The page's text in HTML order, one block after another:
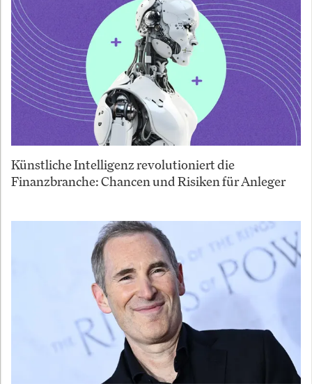
Künstliche Intelligenz revolutioniert die
Finanzbranche: Chancen und Risiken für Anleger